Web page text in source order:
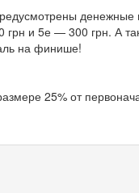
денежные
и 5е — 300 грн. А
на финише!
25% от